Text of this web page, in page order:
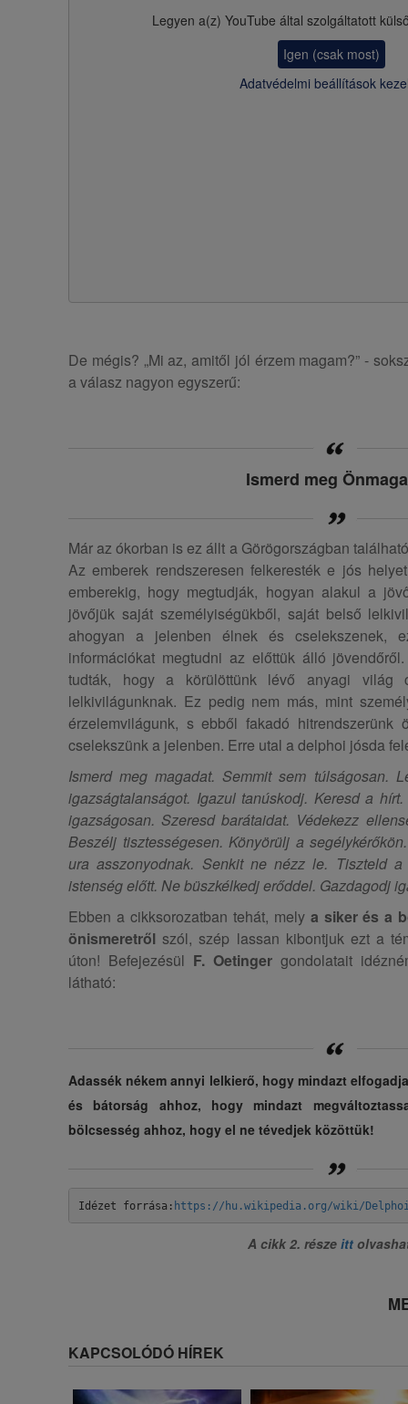
Legyen a(z) YouTube által szolgáltatott
Igen (csak most)
Adatvédelmi beállítások
De mégis? „Mi az, amitől jól érzem magam?” -
a válasz nagyon egyszerű:
Ismerd meg
Már az ókorban is ez állt a Görögországban
Az emberek rendszeresen felkeresték e jós
emberekig, hogy megtudják, hogyan alakul a
jövőjük saját személyiségükből, saját belső
ahogyan a jelenben élnek és cselekszenek,
információkat megtudni az előttük álló
tudták, hogy a körülöttünk lévő anyagi világ
lelkivilágunknak. Ez pedig nem más, mint
érzelemvilágunk, s ebből fakadó hitrendszerünk
cselekszünk a jelenben. Erre utal a delphoi jósda
Ismerd meg magadat. Semmit sem túlságosan.
igazságtalanságot. Igazul tanúskodj. Keresd a
igazságosan. Szeresd barátaidat. Védekezz
Beszélj tisztességesen. Könyörülj a
ura asszonyodnak. Senkit ne nézz le. Tiszteld
istenség előtt. Ne büszkélkedj erőddel. Gazdagodj
Ebben a cikksorozatban tehát, mely a siker és a
önismeretről szól, szép lassan kibontjuk ezt a
úton! Befejezésül F. Oetinger gondolatait
látható:
Adassék nékem annyi lelkierő, hogy mindazt
és bátorság ahhoz, hogy mindazt
bölcsesség ahhoz, hogy el ne tévedjek közöttük!
Idézet forrása: https://hu.wikipedia.org/wiki/
A cikk 2. része itt
KAPCSOLÓDÓ HÍREK